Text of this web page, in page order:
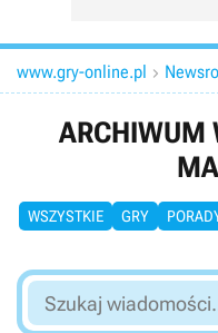
www.gry-online.pl 
ARCHIWUM
WSZYSTKIE GRY
Szukaj
wiadomości...